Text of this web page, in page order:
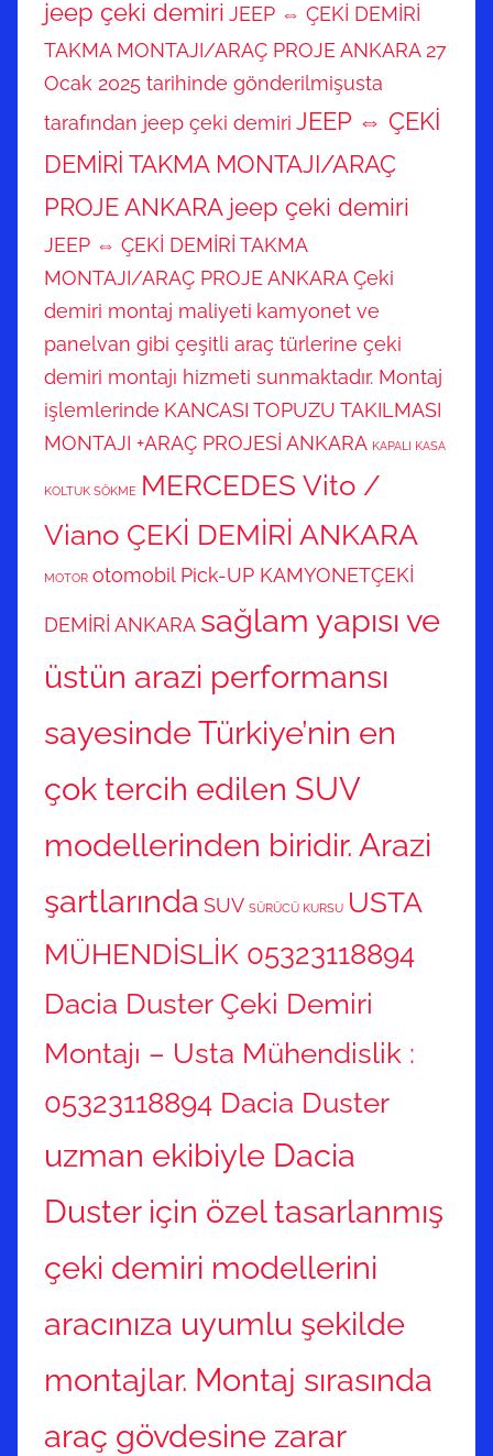
jeep çeki demiri JEEP ⇔ ÇEKİ DEMİRİ
TAKMA MONTAJI/ARAÇ PROJE ANKARA 27
Ocak 2025 tarihinde gönderilmişusta
tarafından jeep çeki demiri JEEP ⇔ ÇEKİ
DEMİRİ TAKMA MONTAJI/ARAÇ
PROJE ANKARA jeep çeki demiri
JEEP ⇔ ÇEKİ DEMİRİ TAKMA
MONTAJI/ARAÇ PROJE ANKARA Çeki
demiri montaj maliyeti kamyonet ve
panelvan gibi çeşitli araç türlerine çeki
demiri montajı hizmeti sunmaktadır. Montaj
işlemlerinde KANCASI TOPUZU TAKILMASI
MONTAJI +ARAÇ PROJESİ ANKARA KAPALI KASA
KOLTUK SÖKME MERCEDES Vito /
Viano ÇEKİ DEMİRİ ANKARA
MOTOR otomobil Pick-UP KAMYONETÇEKİ
DEMİRİ ANKARA sağlam yapısı ve
üstün arazi performansı
sayesinde Türkiye’nin en
çok tercih edilen SUV
modellerinden biridir. Arazi
şartlarında SUV SÜRÜCÜ KURSU USTA
MÜHENDİSLİK 05323118894
Dacia Duster Çeki Demiri
Montajı – Usta Mühendislik :
05323118894 Dacia Duster
uzman ekibiyle Dacia
Duster için özel tasarlanmış
çeki demiri modellerini
aracınıza uyumlu şekilde
montajlar. Montaj sırasında
araç gövdesine zarar